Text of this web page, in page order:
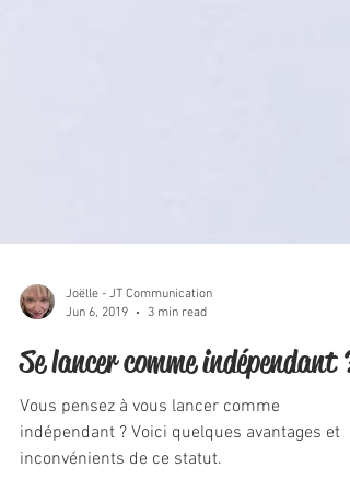
Joëlle - JT Communication
Jun 6, 2019
3 min read
Se lancer comme indépendant ?
Vous pensez à vous lancer comme